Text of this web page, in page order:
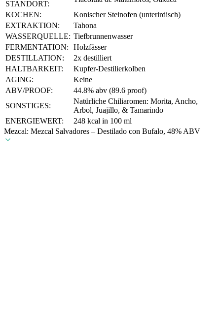
STANDORT:
KOCHEN:
Konischer Steinofen (unterirdisch)
EXTRAKTION:
Tahona
WASSERQUELLE: Tiefbrunnenwasser
FERMENTATION:
Holzfässer
DESTILLATION:
2x destilliert
HALTBARKEIT:
Kupfer-Destilierkolben
AGING:
Keine
ABV/PROOF:
44.8% abv (89.6 proof)
SONSTIGES:
Natürliche Chiliaromen: Morita, Ancho,
Arbol, Juajillo, & Tamarindo
ENERGIEWERT:
248 kcal in 100 ml
Mezcal: Mezcal Salvadores – Destilado con Bufalo, 48% ABV